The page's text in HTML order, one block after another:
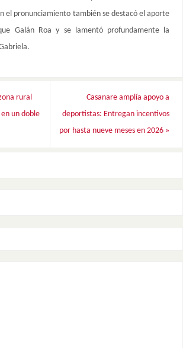
el pronunciamiento también se destacó el aporte
Galán Roa y se lamentó profundamente la
rural
un doble
Casanare amplía apoyo a
deportistas: Entregan incentivos
por hasta nueve meses en 2026 »